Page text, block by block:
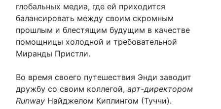
глобальных медиа, где ей приходится
балансировать между своим скромным
прошлым и блестящим будущим в качестве
помощницы холодной и требовательной
Миранды Пристли.
Во время своего путешествия Энди заводит
дружбу со своим коллегой, арт-директором
Runway Найджелом Киплингом (Туччи).